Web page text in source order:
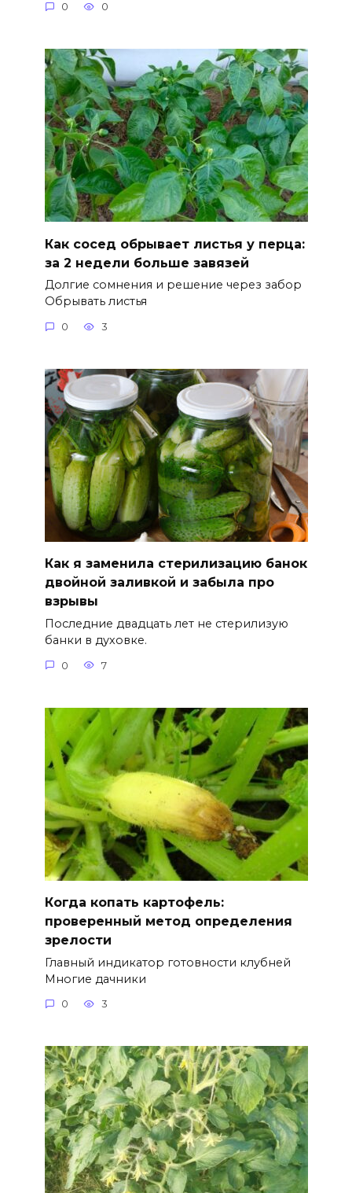
0 0
Как сосед обрывает листья у перца:
за 2 недели больше завязей
Долгие сомнения и решение через забор
Обрывать листья
0 3
Как я заменила стерилизацию банок
двойной заливкой и забыла про
взрывы
Последние двадцать лет не стерилизую
банки в духовке.
0 7
Когда копать картофель:
проверенный метод определения
зрелости
Главный индикатор готовности клубней
Многие дачники
0 3